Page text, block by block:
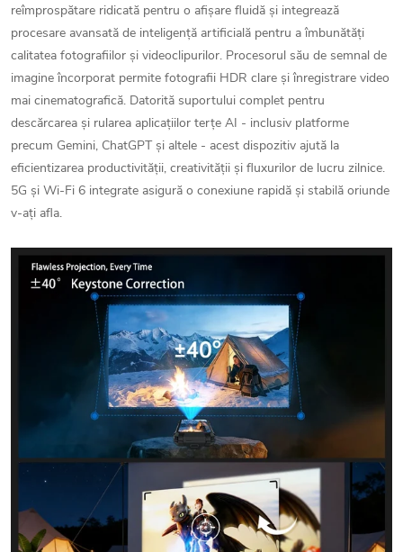
reîmprospătare ridicată pentru o afișare fluidă și integrează
procesare avansată de inteligență artificială pentru a îmbunătăți
calitatea fotografiilor și videoclipurilor. Procesorul său de semnal de
imagine încorporat permite fotografii HDR clare și înregistrare video
mai cinematografică. Datorită suportului complet pentru
descărcarea și rularea aplicațiilor terțe AI - inclusiv platforme
precum Gemini, ChatGPT și altele - acest dispozitiv ajută la
eficientizarea productivității, creativității și fluxurilor de lucru zilnice.
5G și Wi-Fi 6 integrate asigură o conexiune rapidă și stabilă oriunde
v-ați afla.